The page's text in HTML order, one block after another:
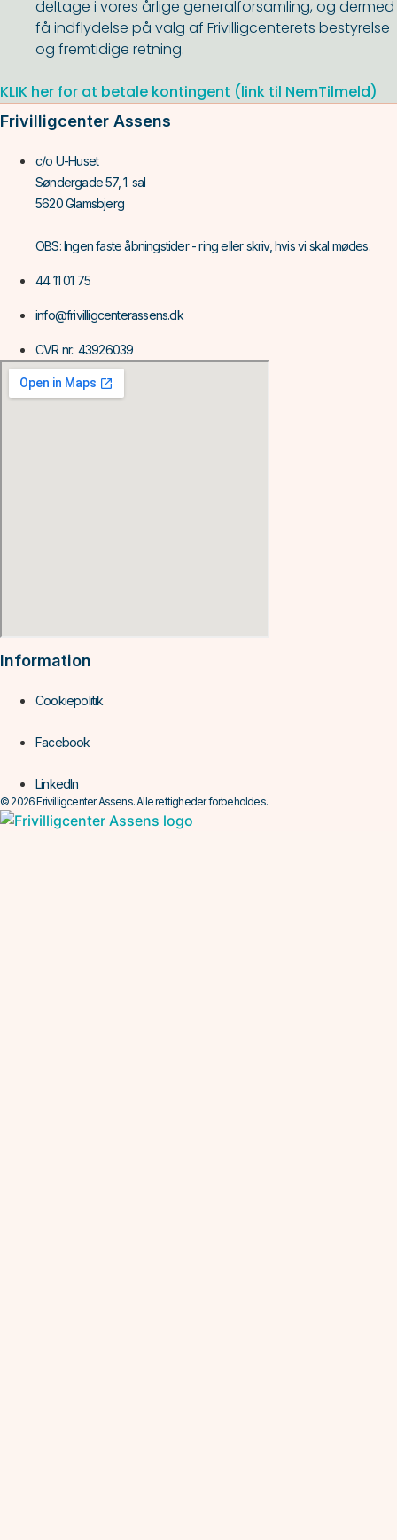
deltage i vores årlige generalforsamling, og dermed
få indflydelse på valg af Frivilligcenterets bestyrelse
og fremtidige retning.
KLIK her for at betale kontingent (link til NemTilmeld)
Frivilligcenter Assens
c/o U-Huset
Søndergade 57, 1. sal
5620 Glamsbjerg
OBS: Ingen faste åbningstider - ring eller skriv, hvis vi skal mødes.
44 11 01 75
info@frivilligcenterassens.dk
CVR nr.: 43926039
Information
Cookiepolitik
Facebook
LinkedIn
© 2026 Frivilligcenter Assens. Alle rettigheder forbeholdes.